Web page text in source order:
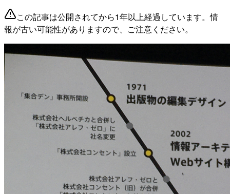
この記事は公開されてから1年以上経過しています。情
報が古い可能性がありますので、ご注意ください。